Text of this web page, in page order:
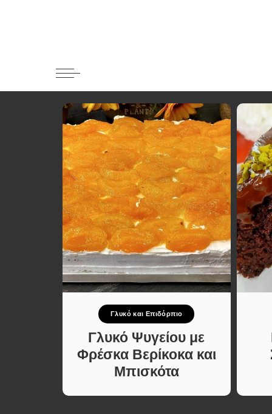
Γλυκό
Ποτά και
Ψάρι και
Σάλτσες
Κυρίως
Κρέας
Ζυμαρικά
Πίτες και
Σαλάτες
Σνακ
Γλυκό και Επιδόρπιο
Γλυκό Ψυγείου με
Φρέσκα Βερίκοκα και
Μπισκότα